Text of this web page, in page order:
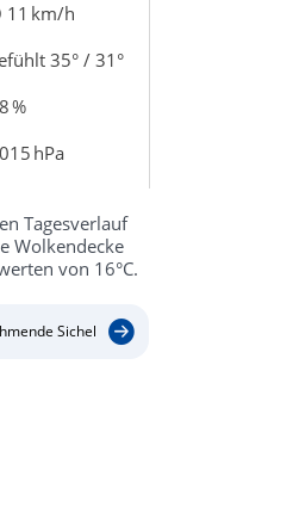
11 km/h
35° / 31°
%
hPa
Tagesverlauf
Wolkendecke
von 16°C.
Sichel